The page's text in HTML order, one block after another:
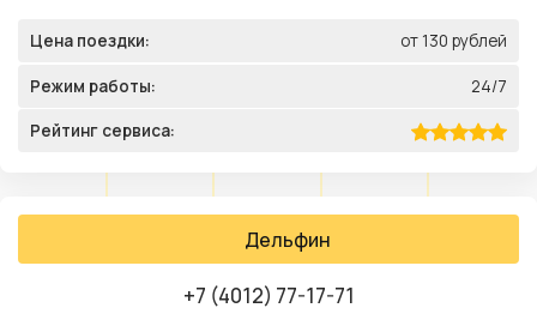
Цена поездки: от 130 рублей
Режим работы: 24/7
Рейтинг сервиса:
Дельфин
+7 (4012) 77-17-71